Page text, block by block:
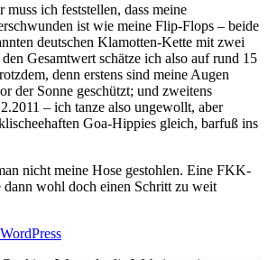
ich feststellen, dass meine
ist wie meine Flip-Flops – beide
deutschen Klamotten-Kette mit zwei
Gesamtwert schätze ich also auf rund 15
denn erstens sind meine Augen
der Sonne geschützt; und zweitens
– ich tanze also ungewollt, aber
Goa-Hippies gleich, barfuß ins
nicht meine Hose gestohlen. Eine FKK-
dann wohl doch einen Schritt zu weit
WordPress